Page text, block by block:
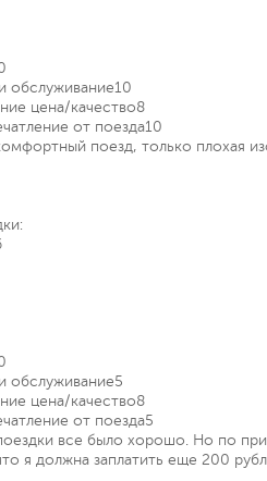
обслуживание10
цена/качество8
от поезда10
поезд, только плохая
обслуживание5
цена/качество8
от поезда5
всe было хорошо. Но по
я должна заплатить ещe 200